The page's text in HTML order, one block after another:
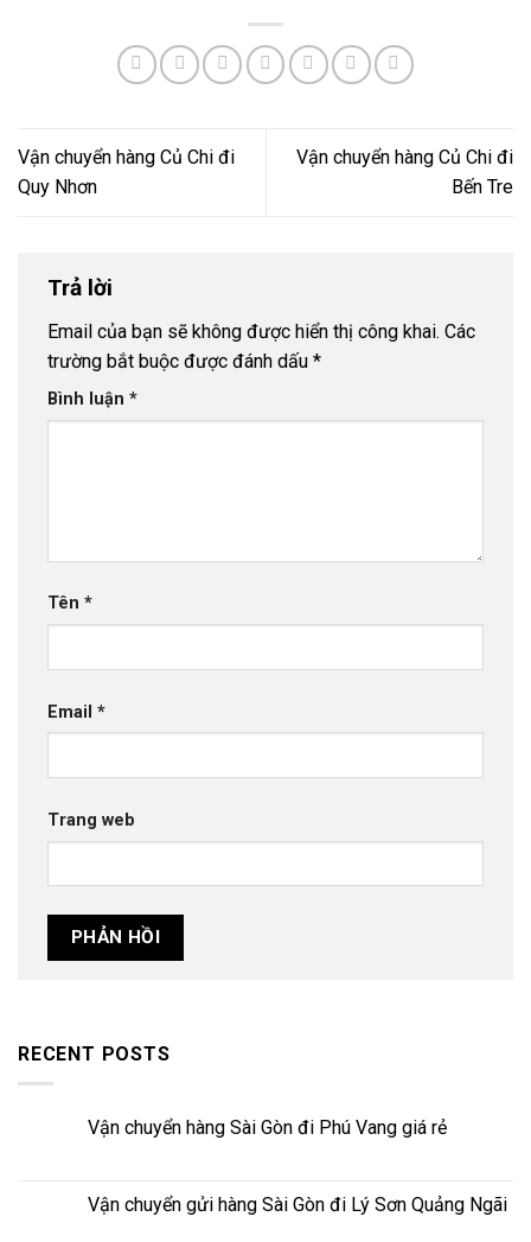
Vận chuyển hàng Củ Chi đi
Quy Nhơn
Vận chuyển hàng Củ Chi đi
Bến Tre
Trả lời
Email của bạn sẽ không được hiển thị công khai. Các
trường bắt buộc được đánh dấu *
Bình luận *
Tên *
Email *
Trang web
RECENT POSTS
Vận chuyển hàng Sài Gòn đi Phú Vang giá rẻ
Vận chuyển gửi hàng Sài Gòn đi Lý Sơn Quảng Ngãi